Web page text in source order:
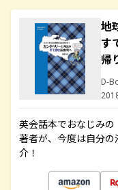
地
す
帰
D-
英会話本でおなじみ
著者が、今度は自分
介！